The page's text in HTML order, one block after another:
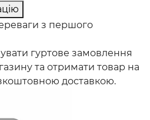
з першого
гуртове замовлення
та отримати товар на
доставкою.